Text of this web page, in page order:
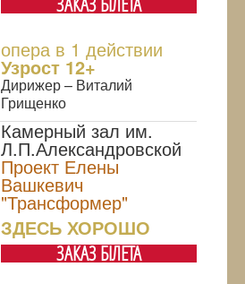
опера в 1 действии
Узрoст 12+
Дирижер – Виталий
Грищенко
Камерный зал им.
Л.П.Александровской
Проект Елены
Вашкевич
"Трансформер"
ЗДЕСЬ ХОРОШО
ЗАКАЗ БIЛЕТА